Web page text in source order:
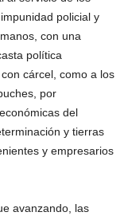
policial y
con una
política
cárcel, como a los
por
del
y tierras
y empresarios
avanzando, las